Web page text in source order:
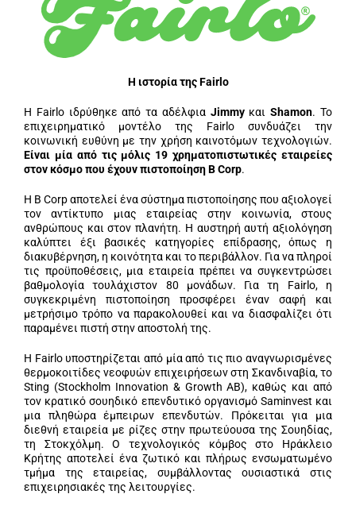
H ιστορία της Fairlo
Η Fairlo ιδρύθηκε από τα αδέλφια JimmyκαιShamon. Το
επιχειρηματικό μοντέλο της Fairlo συνδυάζει την
κοινωνική ευθύνη με την χρήση καινοτόμων τεχνολογιών.
Είναι μία από τις μόλις 19 χρηματοπιστωτικές εταιρείες
στον κόσμο που έχουν πιστοποίηση B Corp.
Η B Corp αποτελεί ένα σύστημα πιστοποίησης που αξιολογεί
τον αντίκτυπο μιας εταιρείας στην κοινωνία, στους
ανθρώπους και στον πλανήτη. Η αυστηρή αυτή αξιολόγηση
καλύπτει έξι βασικές κατηγορίες επίδρασης, όπως η
διακυβέρνηση, η κοινότητα και το περιβάλλον. Για να πληροί
τις προϋποθέσεις, μια εταιρεία πρέπει να συγκεντρώσει
βαθμολογία τουλάχιστον 80 μονάδων. Για τη Fairlo, η
συγκεκριμένη πιστοποίηση προσφέρει έναν σαφή και
μετρήσιμο τρόπο να παρακολουθεί και να διασφαλίζει ότι
παραμένει πιστή στην αποστολή της.
Η Fairlo υποστηρίζεται από μία από τις πιο αναγνωρισμένες
θερμοκοιτίδες νεοφυών επιχειρήσεων στη Σκανδιναβία, το
Sting (Stockholm Innovation & Growth AB), καθώς και από
τον κρατικό σουηδικό επενδυτικό οργανισμό Saminvest και
μια πληθώρα έμπειρων επενδυτών. Πρόκειται για μια
διεθνή εταιρεία με ρίζες στην πρωτεύουσα της Σουηδίας,
τη Στοκχόλμη. Ο τεχνολογικός κόμβος στο Ηράκλειο
Κρήτης αποτελεί ένα ζωτικό και πλήρως ενσωματωμένο
τμήμα της εταιρείας, συμβάλλοντας ουσιαστικά στις
επιχειρησιακές της λειτουργίες.